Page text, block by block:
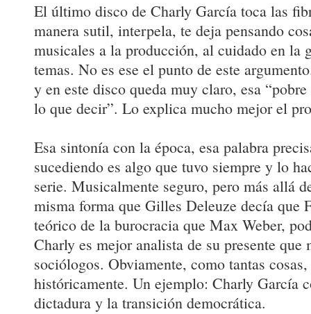
El último disco de Charly García toca las
manera sutil, interpela, te deja pensando
musicales a la producción, al cuidado en la
temas. No es ese el punto de este
y en este disco queda muy claro, esa
lo que decir”. Lo explica mucho mejor el
Esa sintonía con la época, esa palabra
sucediendo es algo que tuvo siempre y lo
serie. Musicalmente seguro, pero más allá
misma forma que Gilles Deleuze decía que
teórico de la burocracia que Max Weber,
Charly es mejor analista de su presente que
sociólogos. Obviamente, como tantas
históricamente. Un ejemplo: Charly García
dictadura y la transición democrática.